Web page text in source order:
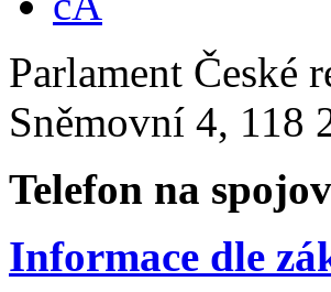
Parlament České
Sněmovní 4, 118
Telefon na
Informace dle